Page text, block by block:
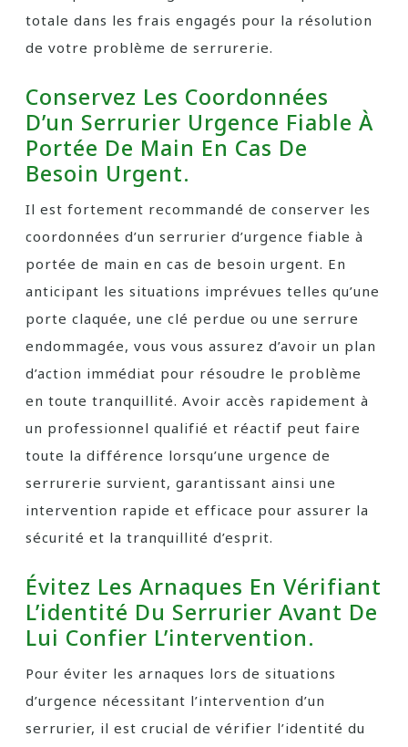
totale dans les frais engagés pour la résolution
de votre problème de serrurerie.
Conservez Les Coordonnées
D’un Serrurier Urgence Fiable À
Portée De Main En Cas De
Besoin Urgent.
Il est fortement recommandé de conserver les
coordonnées d’un serrurier d’urgence fiable à
portée de main en cas de besoin urgent. En
anticipant les situations imprévues telles qu’une
porte claquée, une clé perdue ou une serrure
endommagée, vous vous assurez d’avoir un plan
d’action immédiat pour résoudre le problème
en toute tranquillité. Avoir accès rapidement à
un professionnel qualifié et réactif peut faire
toute la différence lorsqu’une urgence de
serrurerie survient, garantissant ainsi une
intervention rapide et efficace pour assurer la
sécurité et la tranquillité d’esprit.
Évitez Les Arnaques En Vérifiant
L’identité Du Serrurier Avant De
Lui Confier L’intervention.
Pour éviter les arnaques lors de situations
d’urgence nécessitant l’intervention d’un
serrurier, il est crucial de vérifier l’identité du